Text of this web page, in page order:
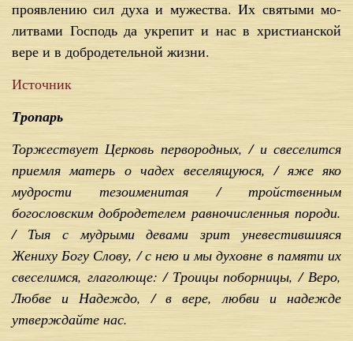
про­яв­ле­нию сил ду­ха и му­же­ства. Их свя­ты­ми мо­
лит­ва­ми Гос­подь да укре­пит и нас в хри­сти­ан­ской
ве­ре и в доб­ро­де­тель­ной жиз­ни.
Источник
Тропарь
Торжествует Церковь первородных, / и свеселится
приемля матерь о чадех веселящуюся, / яже яко
мудрости тезоименитая / тройственным
богословским добродетелем равночисленныя породи.
/ Тыя с мудрыми девами зрит уневестившияся
Жениху Богу Слову, / с нею и мы духовне в памяти их
свеселимся, глаголюще: / Троицы поборницы, / Веро,
Любве и Надеждо, / в вере, любви и надежде
утверждайте нас.